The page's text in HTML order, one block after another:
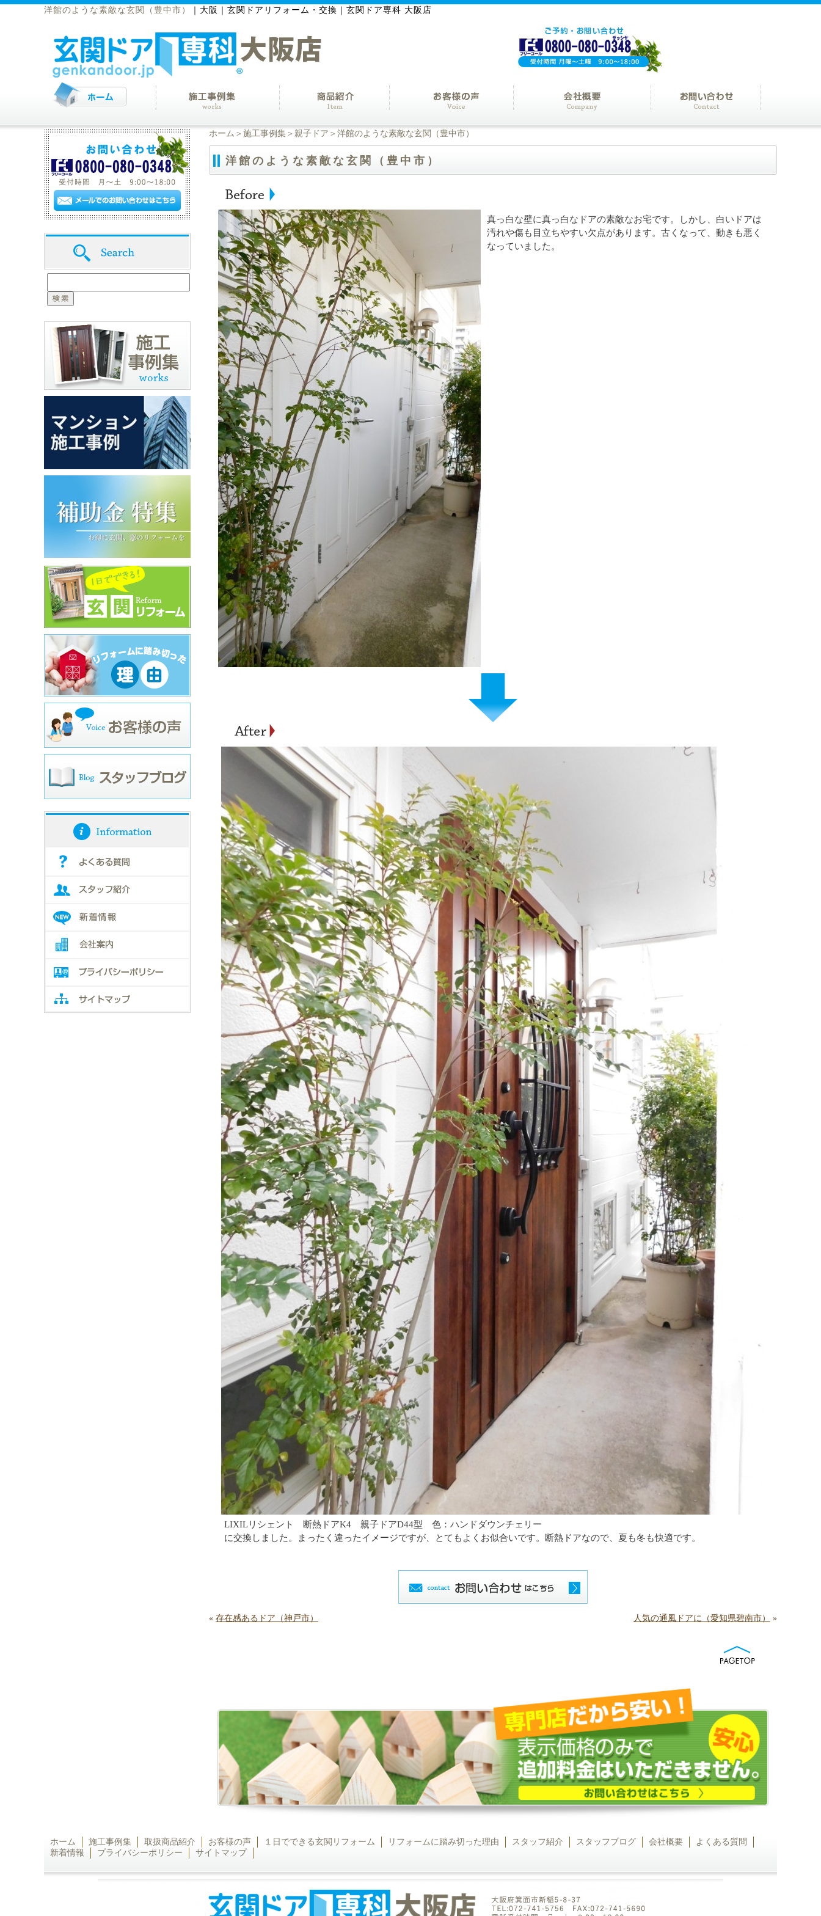
洋館のような素敵な玄関（豊中市） 大阪｜玄関ドアリフォーム・交換｜玄関ドア専科 大阪店
ホーム ＞ 施工事例集 ＞ 親子ドア ＞洋館のような素敵な玄関（豊中市）
洋館のような素敵な玄関（豊中市）
真っ白な壁に真っ白なドアの素敵なお宅です。しかし、白いドアは
汚れや傷も目立ちやすい欠点があります。古くなって、動きも悪く
なっていました。
LIXILリシェント 断熱ドアK4 親子ドアD44型 色：ハンドダウンチェリー
に交換しました。まったく違ったイメージですが、とてもよくお似合いです。断熱ドアなので、夏も冬も快適です。
« 存在感あるドア（神戸市） 人気の通風ドアに（愛知県碧南市） »
ホーム 施工事例集 取扱商品紹介 お客様の声 １日でできる玄関リフォーム リフォームに踏み切った理由 スタッフ紹介 スタッフブログ 会社概要
よくある質問
新着情報
プライバシーポリシー サイトマップ